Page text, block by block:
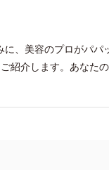
、美容のプロがパ
紹介します。あなた